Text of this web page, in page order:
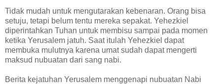
Tidak mudah untuk mengutarakan kebenaran. Orang bisa
setuju, tetapi belum tentu mereka sepakat. Yehezkiel
diperintahkan Tuhan untuk membisu sampai pada momen
ketika Yerusalem jatuh. Saat itulah Yehezkiel dapat
membuka mulutnya karena umat sudah dapat mengerti
maksud nubuatan dari sang nabi.
Berita kejatuhan Yerusalem menggenapi nubuatan Nabi